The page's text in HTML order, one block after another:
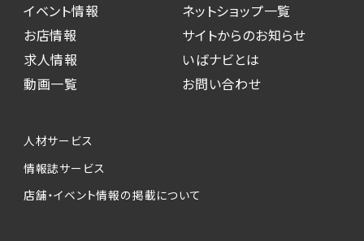
・本サービスを通じて求人広告に応募した際の
選考に関する連絡
・本サービスを通じて店舗への来店予約を登録
した際の内容確認、返答
本サービスが収集する個人情報は、ご本人の意
ービスの実施にあたりそれぞれ必要となる項目
を入力いただかない場合は、各々のサービスを
イベント情報
お店情報
求人情報
動画一覧
ネットショップ一覧
サイトからのお知らせ
いばナビとは
お問い合わせ
人材サービス
情報誌サービス
店舗・イベント情報の掲載について